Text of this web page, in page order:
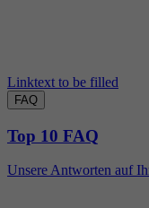
Linktext to be filled
FAQ
Top 10 FAQ
Unsere Antworten auf